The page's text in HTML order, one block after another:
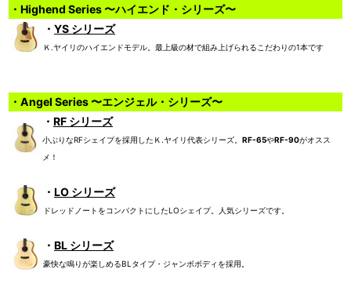
・Highend Series 〜ハイエンド・シリーズ〜
・ YS シリーズ
Ｋ.ヤイリのハイエンドモデル。最上級の材で組み上げられるこだわりの1本です
・Angel Series 〜エンジェル・シリーズ〜
・ RF シリーズ
小ぶりなRFシェイプを採用したＫ.ヤイリ代表シリーズ。 RF-65やRF-90がオスス
メ！
・ LO シリーズ
ドレッドノートをコンパクトにしたLOシェイプ。人気シリーズです。
・ BL シリーズ
豪快な鳴りが楽しめるBLタイプ・ジャンボボディを採用。